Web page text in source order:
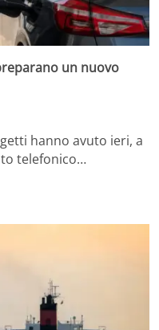
un nuovo
hanno avuto ieri, a
telefonico…